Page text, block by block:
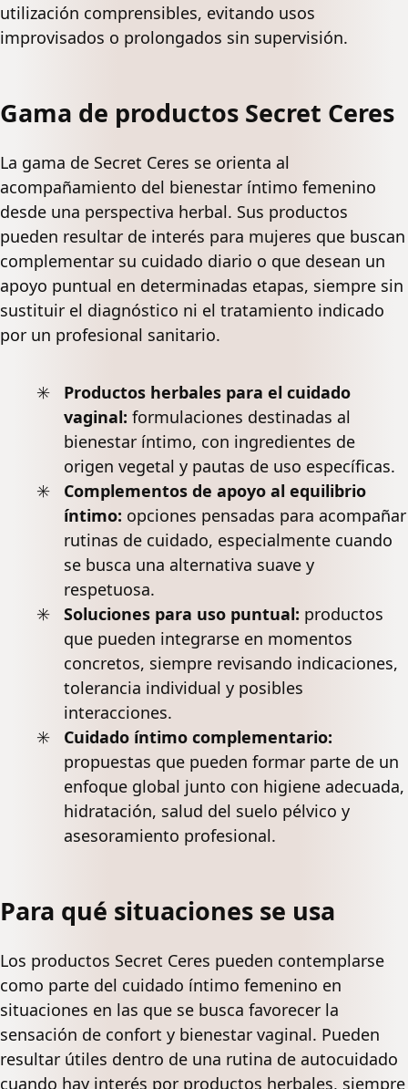
utilización comprensibles, evitando usos
improvisados o prolongados sin supervisión.
Gama de productos Secret Ceres
La gama de Secret Ceres se orienta al
acompañamiento del bienestar íntimo femenino
desde una perspectiva herbal. Sus productos
pueden resultar de interés para mujeres que buscan
complementar su cuidado diario o que desean un
apoyo puntual en determinadas etapas, siempre sin
sustituir el diagnóstico ni el tratamiento indicado
por un profesional sanitario.
Productos herbales para el cuidado
vaginal: formulaciones destinadas al
bienestar íntimo, con ingredientes de
origen vegetal y pautas de uso específicas.
Complementos de apoyo al equilibrio
íntimo: opciones pensadas para acompañar
rutinas de cuidado, especialmente cuando
se busca una alternativa suave y
respetuosa.
Soluciones para uso puntual: productos
que pueden integrarse en momentos
concretos, siempre revisando indicaciones,
tolerancia individual y posibles
interacciones.
Cuidado íntimo complementario:
propuestas que pueden formar parte de un
enfoque global junto con higiene adecuada,
hidratación, salud del suelo pélvico y
asesoramiento profesional.
Para qué situaciones se usa
Los productos Secret Ceres pueden contemplarse
como parte del cuidado íntimo femenino en
situaciones en las que se busca favorecer la
sensación de confort y bienestar vaginal. Pueden
resultar útiles dentro de una rutina de autocuidado
cuando hay interés por productos herbales, siempre